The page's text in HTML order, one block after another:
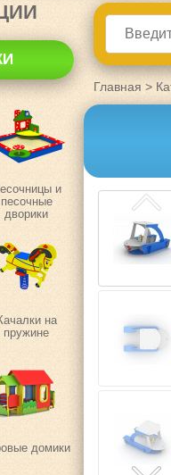
и
песочные
дворики
на
пружине
домики
Главная >